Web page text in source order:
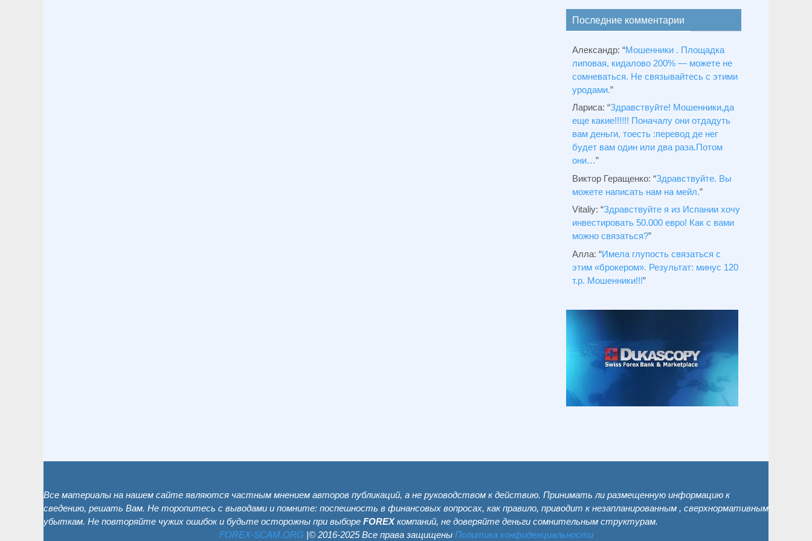
Последние комментарии
Александр: “Мошенники . Площадка
липовая, кидалово 200% — можете не
сомневаться. Не связывайтесь с этими
уродами.”
Лариса: “Здравствуйтe! Мошенники,да
еще какие!!!!!! Поначалу они отдадуть
вам деньги, тоесть :перевод де нег
будет вам один или два раза.Потом
они…”
Виктор Геращенко: “Здравствуйте. Вы
можете написать нам на мейл.”
Vitaliy: “Здравствуйте я из Испании хочу
инвестировать 50.000 евро! Как с вами
можно связаться?”
Алла: “Имела глупость связаться с
этим «брокером». Результат: минус 120
т.р. Мошенники!!!”
Все материалы на нашем сайте являются частным мнением авторов публикаций, а не руководством к действию. Принимать ли размещенную информацию к
сведению, решать Вам. Не торопитесь с выводами и помните: поспешность в финансовых вопросах, как правило, приводит к незапланированным , сверхнормативным
убыткам. Не повторяйте чужих ошибок и будьте осторожны при выборе FOREXкомпаний, не доверяйте деньги сомнительным структурам.
FOREX-SCAM.ОRG |© 2016-2025 Все права защищены Политика конфиденциальности